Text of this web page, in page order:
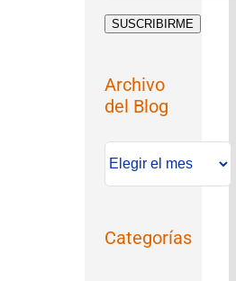
Archivo
del Blog
del
Blog
Categorías